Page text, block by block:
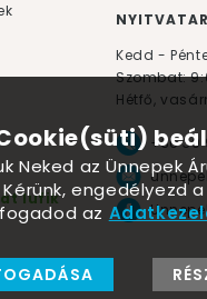
lufik
Kedd -
Szombat:
Hétfő,
+36 30
Neked az Ünnepek
engedélyezd
az